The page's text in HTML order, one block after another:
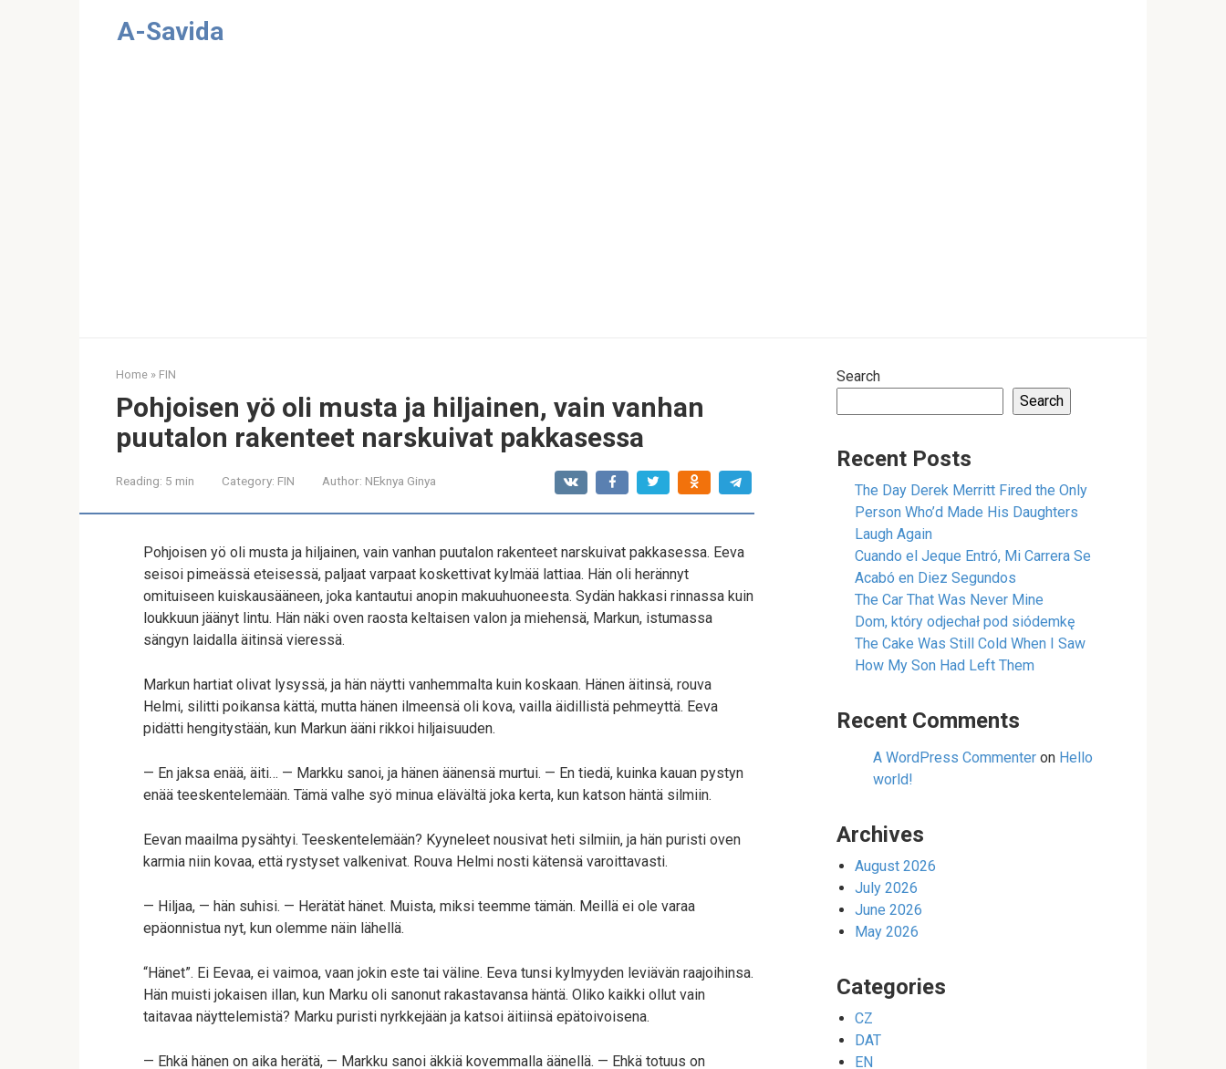
A-Savida
Home » FIN
Pohjoisen yö oli musta ja hiljainen, vain vanhan
puutalon rakenteet narskuivat pakkasessa
Reading: 5 min Category: FIN Author: NEknya Ginya
Pohjoisen yö oli musta ja hiljainen, vain vanhan puutalon rakenteet narskuivat pakkasessa. Eeva
seisoi pimeässä eteisessä, paljaat varpaat koskettivat kylmää lattiaa. Hän oli herännyt
omituiseen kuiskausääneen, joka kantautui anopin makuuhuoneesta. Sydän hakkasi rinnassa kuin
loukkuun jäänyt lintu. Hän näki oven raosta keltaisen valon ja miehensä, Markun, istumassa
sängyn laidalla äitinsä vieressä.
Markun hartiat olivat lysyssä, ja hän näytti vanhemmalta kuin koskaan. Hänen äitinsä, rouva
Helmi, silitti poikansa kättä, mutta hänen ilmeensä oli kova, vailla äidillistä pehmeyttä. Eeva
pidätti hengitystään, kun Markun ääni rikkoi hiljaisuuden.
— En jaksa enää, äiti… — Markku sanoi, ja hänen äänensä murtui. — En tiedä, kuinka kauan pystyn
enää teeskentelemään. Tämä valhe syö minua elävältä joka kerta, kun katson häntä silmiin.
Eevan maailma pysähtyi. Teeskentelemään? Kyyneleet nousivat heti silmiin, ja hän puristi oven
karmia niin kovaa, että rystyset valkenivat. Rouva Helmi nosti kätensä varoittavasti.
— Hiljaa, — hän suhisi. — Herätät hänet. Muista, miksi teemme tämän. Meillä ei ole varaa
epäonnistua nyt, kun olemme näin lähellä.
“Hänet”. Ei Eevaa, ei vaimoa, vaan jokin este tai väline. Eeva tunsi kylmyyden leviävän raajoihinsa.
Hän muisti jokaisen illan, kun Marku oli sanonut rakastavansa häntä. Oliko kaikki ollut vain
taitavaa näyttelemistä? Marku puristi nyrkkejään ja katsoi äitiinsä epätoivoisena.
— Ehkä hänen on aika herätä, — Markku sanoi äkkiä kovemmalla äänellä. — Ehkä totuus on
Search
Search
Recent Posts
The Day Derek Merritt Fired the Only
Person Who’d Made His Daughters
Laugh Again
Cuando el Jeque Entró, Mi Carrera Se
Acabó en Diez Segundos
The Car That Was Never Mine
Dom, który odjechał pod siódemkę
The Cake Was Still Cold When I Saw
How My Son Had Left Them
Recent Comments
A WordPress Commenter on Hello
world!
Archives
August 2026
July 2026
June 2026
May 2026
Categories
CZ
DAT
EN